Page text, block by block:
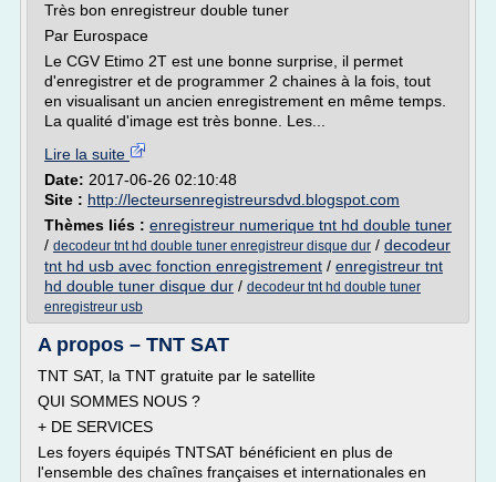
Très bon enregistreur double tuner
Par Eurospace
Le CGV Etimo 2T est une bonne surprise, il permet
d'enregistrer et de programmer 2 chaines à la fois, tout
en visualisant un ancien enregistrement en même temps.
La qualité d'image est très bonne. Les...
Lire la suite
Date: 2017-06-26 02:10:48
Site : http://lecteursenregistreursdvd.blogspot.com
Thèmes liés : enregistreur numerique tnt hd double tuner
/ decodeur tnt hd double tuner enregistreur disque dur / decodeur
tnt hd usb avec fonction enregistrement / enregistreur tnt
hd double tuner disque dur / decodeur tnt hd double tuner
enregistreur usb
A propos – TNT SAT
TNT SAT, la TNT gratuite par le satellite
QUI SOMMES NOUS ?
+ DE SERVICES
Les foyers équipés TNTSAT bénéficient en plus de
l'ensemble des chaînes françaises et internationales en